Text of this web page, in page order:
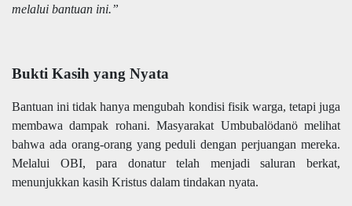
melalui bantuan ini.”
Bukti Kasih yang Nyata
Bantuan ini tidak hanya mengubah kondisi fisik warga, tetapi juga
membawa dampak rohani. Masyarakat Umbubalödanö melihat
bahwa ada orang-orang yang peduli dengan perjuangan mereka.
Melalui OBI, para donatur telah menjadi saluran berkat,
menunjukkan kasih Kristus dalam tindakan nyata.